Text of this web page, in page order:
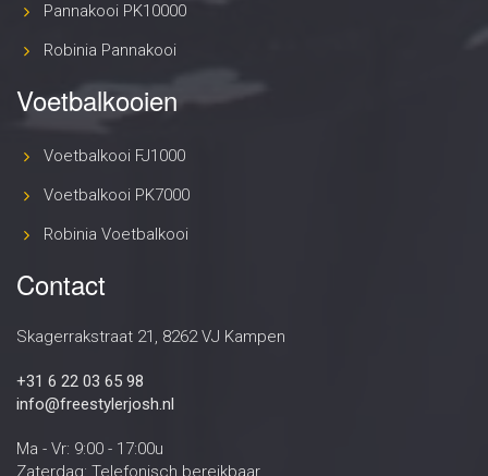
Pannakooi PK10000
Robinia Pannakooi
Voetbalkooien
Voetbalkooi FJ1000
Voetbalkooi PK7000
Robinia Voetbalkooi
Contact
Skagerrakstraat 21, 8262 VJ Kampen
+31 6 22 03 65 98
info@freestylerjosh.nl
Ma - Vr: 9:00 - 17:00u
Zaterdag: Telefonisch bereikbaar